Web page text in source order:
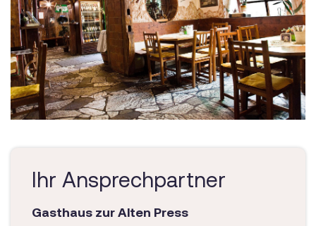
Ihr Ansprechpartner
Gasthaus zur Alten Press